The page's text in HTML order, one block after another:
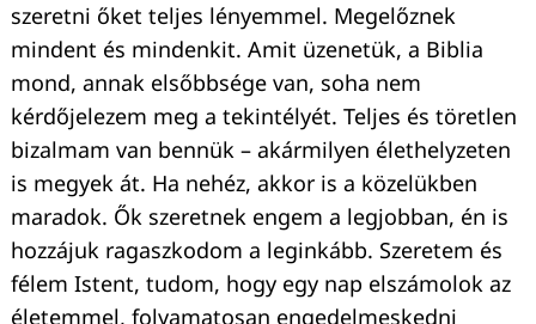
szeretni őket teljes lényemmel. Megelőznek
mindent és mindenkit. Amit üzenetük, a Biblia
mond, annak elsőbbsége van, soha nem
kérdőjelezem meg a tekintélyét. Teljes és töretlen
bizalmam van bennük – akármilyen élethelyzeten
is megyek át. Ha nehéz, akkor is a közelükben
maradok. Ők szeretnek engem a legjobban, én is
hozzájuk ragaszkodom a leginkább. Szeretem és
félem Istent, tudom, hogy egy nap elszámolok az
életemmel, folyamatosan engedelmeskedni